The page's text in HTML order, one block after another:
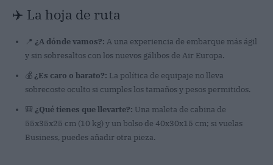
✈️ La hoja de ruta
📍 ¿A dónde vamos?: A una experiencia de embarque más ágil
y sin sobresaltos con los nuevos gálibos de Air Europa.
💰¿Es caro o barato?: La política de equipaje no lleva
sobrecoste oculto si cumples los tamaños y pesos permitidos.
🎒 ¿Qué tienes que llevarte?: Una maleta de cabina de
55x35x25 cm (10 kg) y un bolso de 40x30x15 cm; si vuelas
Business, puedes añadir otra pieza.